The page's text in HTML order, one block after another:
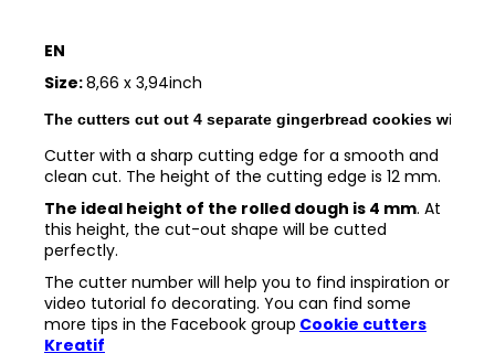
EN
Size:8,66 x 3,94inch
The cutters cut out 4 separate gingerbread cookies with
Cutter with a sharp cutting edge for a smooth and
clean cut. The height of the cutting edge is 12 mm.
The ideal height of the rolled dough is 4 mm. At
this height, the cut-out shape will be cutted
perfectly.
The cutter number will help you to find inspiration or
video tutorial fo decorating. You can find some
more tips in the Facebook group Cookie cutters
Kreatif